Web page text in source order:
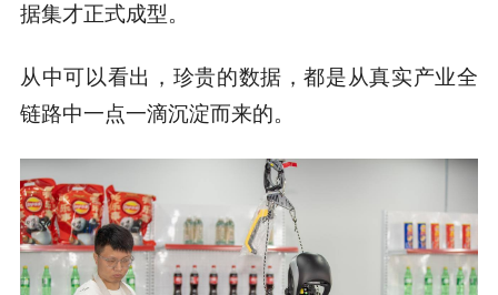
据集才正式成型。
从中可以看出，珍贵的数据，都是从真实产业全
链路中一点一滴沉淀而来的。